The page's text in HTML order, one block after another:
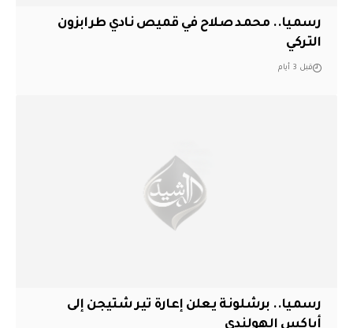
رسميا.. محمد صلاح في قميص نادي طرابزون
التركي
قبل 3 أيام
رسميا.. برشلونة يعلن إعارة تير شتيجن إلى
أياكس الهولندي